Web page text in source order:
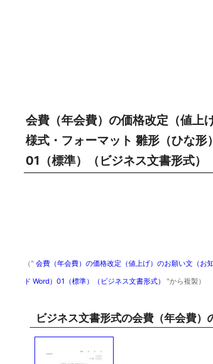
会費（年会費）の価格改定（値上
様式・フォーマット 雛形（ひな形
01（標準）（ビジネス文書形式）
（" 会費（年会費）の価格改定（値上げ）のお願い文（お
ド Word）01（標準）（ビジネス文書形式）"から複製）
ビジネス文書形式の会費（年会費